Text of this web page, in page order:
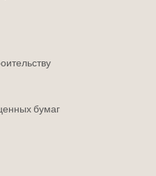
бумаг